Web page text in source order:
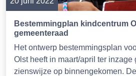
Bestemmingplan kindcentrum
gemeenteraad
Het ontwerp bestemmingsplan
Olst heeft in maart/april ter inzage
zienswijze op binnengekomen.